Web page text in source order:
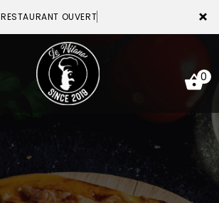
×
RESTAURANT OUVERT
0